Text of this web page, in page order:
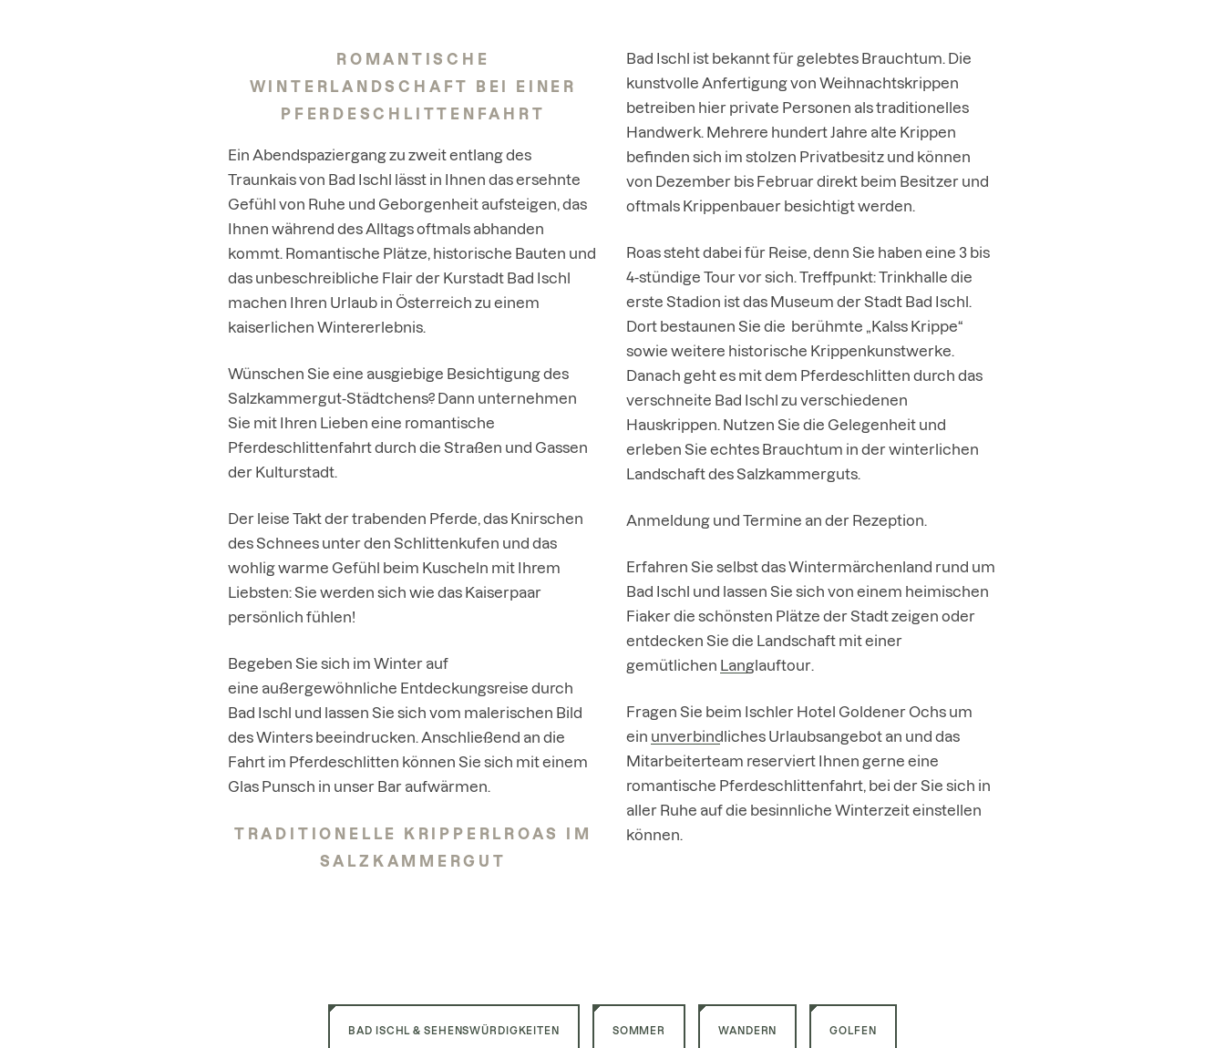
ROMANTISCHE
WINTERLANDSCHAFT BEI EINER
PFERDESCHLITTENFAHRT
Ein Abendspaziergang zu zweit entlang des
Traunkais von Bad Ischl lässt in Ihnen das ersehnte
Gefühl von Ruhe und Geborgenheit aufsteigen, das
Ihnen während des Alltags oftmals abhanden
kommt. Romantische Plätze, historische Bauten und
das unbeschreibliche Flair der Kurstadt Bad Ischl
machen Ihren Urlaub in Österreich zu einem
kaiserlichen Wintererlebnis.
Wünschen Sie eine ausgiebige Besichtigung des
Salzkammergut-Städtchens? Dann unternehmen
Sie mit Ihren Lieben eine romantische
Pferdeschlittenfahrt durch die Straßen und Gassen
der Kulturstadt.
Der leise Takt der trabenden Pferde, das Knirschen
des Schnees unter den Schlittenkufen und das
wohlig warme Gefühl beim Kuscheln mit Ihrem
Liebsten: Sie werden sich wie das Kaiserpaar
persönlich fühlen!
Begeben Sie sich im Winter auf
eine außergewöhnliche Entdeckungsreise durch
Bad Ischl und lassen Sie sich vom malerischen Bild
des Winters beeindrucken. Anschließend an die
Fahrt im Pferdeschlitten können Sie sich mit einem
Glas Punsch in unser Bar aufwärmen.
TRADITIONELLE KRIPPERLROAS IM
SALZKAMMERGUT
Bad Ischl ist bekannt für gelebtes Brauchtum. Die
kunstvolle Anfertigung von Weihnachtskrippen
betreiben hier private Personen als traditionelles
Handwerk. Mehrere hundert Jahre alte Krippen
befinden sich im stolzen Privatbesitz und können
von Dezember bis Februar direkt beim Besitzer und
oftmals Krippenbauer besichtigt werden.
Roas steht dabei für Reise, denn Sie haben eine 3 bis
4-stündige Tour vor sich. Treffpunkt: Trinkhalle die
erste Stadion ist das Museum der Stadt Bad Ischl.
Dort bestaunen Sie die berühmte „Kalss Krippe“
sowie weitere historische Krippenkunstwerke.
Danach geht es mit dem Pferdeschlitten durch das
verschneite Bad Ischl zu verschiedenen
Hauskrippen. Nutzen Sie die Gelegenheit und
erleben Sie echtes Brauchtum in der winterlichen
Landschaft des Salzkammerguts.
Anmeldung und Termine an der Rezeption.
Erfahren Sie selbst das Wintermärchenland rund um
Bad Ischl und lassen Sie sich von einem heimischen
Fiaker die schönsten Plätze der Stadt zeigen oder
entdecken Sie die Landschaft mit einer
gemütlichen Langlauftour.
Fragen Sie beim Ischler Hotel Goldener Ochs um
ein unverbindliches Urlaubsangebotan und das
Mitarbeiterteam reserviert Ihnen gerne eine
romantische Pferdeschlittenfahrt, bei der Sie sich in
aller Ruhe auf die besinnliche Winterzeit einstellen
können.
BAD ISCHL & SEHENSWÜRDIGKEITEN SOMMER WANDERN GOLFEN